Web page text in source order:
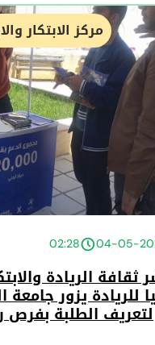
مركز الابتكار
04-05-
02:28
ثقافة الريادة
للريادة يزور جامعة
لتعريف الطلبة بفرص